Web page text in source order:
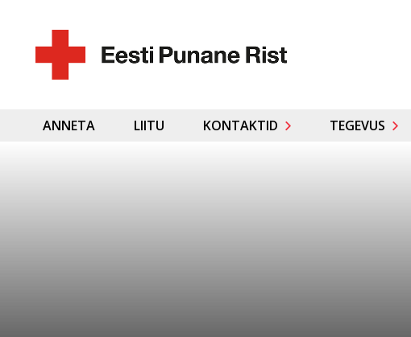
ANNETA LIITU KONTAKTID TEGEVUS